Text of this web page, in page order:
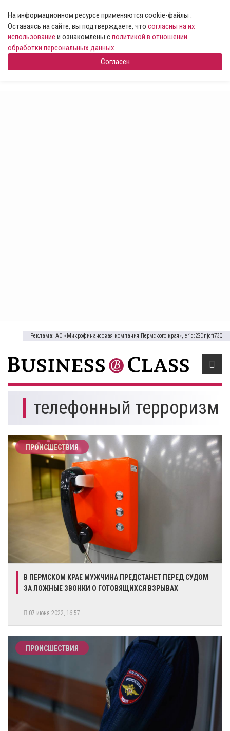
На информационном ресурсе применяются cookie-файлы .
Оставаясь на сайте, вы подтверждаете, что согласны на их
использование и ознакомлены сполитикой в отношении
обработки персональных данных
Согласен
Реклама: АО «Микрофинансовая компания Пермского края», erid:2SDnjcfi73Q
телефонный терроризм
ПРОИСШЕСТВИЯ
В ПЕРМСКОМ КРАЕ МУЖЧИНА ПРЕДСТАНЕТ ПЕРЕД СУДОМ
ЗА ЛОЖНЫЕ ЗВОНКИ О ГОТОВЯЩИХСЯ ВЗРЫВАХ
07 июня 2022, 16:57
ПРОИСШЕСТВИЯ